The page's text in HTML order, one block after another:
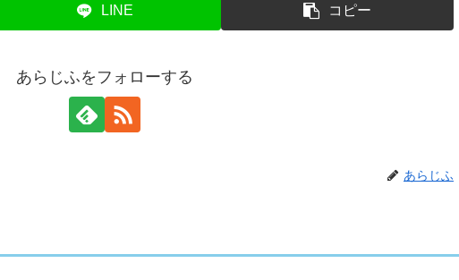
LINE コピー
あらじふをフォローする
あらじふ